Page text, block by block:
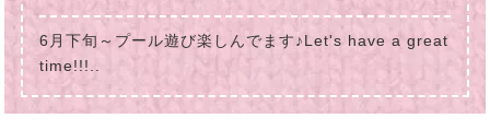
6月下旬～プール遊び楽しんでます♪Let's have a great
time!!!..